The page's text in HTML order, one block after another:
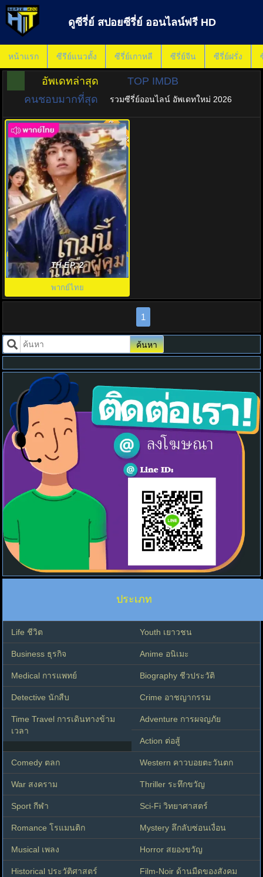
ดูซีรี่ย์ สปอยซีรี่ย์ ออนไลน์ฟรี HD
หน้าแรก ซีรีย์แนวตั้ง ซีรี่ย์เกาหลี ซีรี่ย์จีน ซีรี่ย์ฝรั่ง
อัพเดทล่าสุด
TOP IMDB
คนชอบมากที่สุด
รวมซีรี่ย์ออนไลน์ อัพเดทใหม่ 2026
เกมนี้ฉันคือผู้คุม Never a Doormat
Always the Master พากยไทย
8.0 พากย์ไทย
TH EP. 2
พากย์ไทย
1
ค้นหา
ประเภท
Life ชีวิต Youth เยาวชน
Business ธุรกิจ Anime อนิเมะ
Medical การแพทย์ Biography ชีวประวัติ
Detective นักสืบ Crime อาชญากรรม
Time Travel การเดินทางข้าม
เวลา
Adventure การผจญภัย
Action ต่อสู้
Comedy ตลก Western คาวบอยตะวันตก
War สงคราม Thriller ระทึกขวัญ
Sport กีฬา Sci-Fi วิทยาศาสตร์
Romance โรแมนติก Mystery ลึกลับซ่อนเงื่อน
Musical เพลง Horror สยองขวัญ
Historical ประวัติศาสตร์ Film-Noir ด้านมืดของสังคม